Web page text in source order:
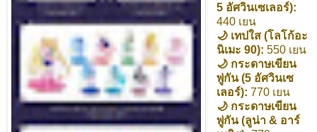
5 อัศวินเซเลอร์):
440 เยน
🌙 เทปใส (โลโก้อะ
นิเมะ 90): 550 เยน
🌙 กระดาษเขียน
พู่กัน (5 อัศวินเซ
เลอร์): 770 เยน
🌙 กระดาษเขียน
พู่กัน (ลูน่า & อาร์